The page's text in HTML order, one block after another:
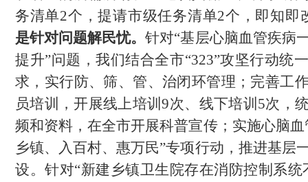
务清单2个，提请市级任务清单2个，即知即
是针对问题解民忧。针对“基层心脑血管疾病
提升”问题，我们结合全市“323”攻坚行动统
求，实行防、筛、管、治闭环管理；完善工
员培训，开展线上培训9次、线下培训5次，
频和资料，在全市开展科普宣传；实施心脑
乡镇、入百村、惠万民”专项行动，推进基层
设。针对“新建乡镇卫生院存在消防控制系统